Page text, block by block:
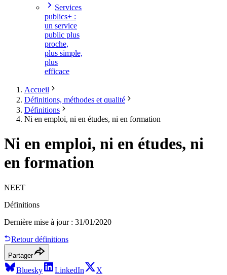
Services
publics+ :
un service
public plus
proche,
plus simple,
plus
efficace
Accueil
Définitions, méthodes et qualité
Définitions
Ni en emploi, ni en études, ni en formation
Ni en emploi, ni en études, ni
en formation
NEET
Définitions
Dernière mise à jour: 31/01/2020
Retour définitions
Partager
Bluesky LinkedIn X